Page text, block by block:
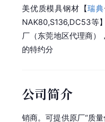
美优质模具钢材【瑞典
NAK80,S136,DC53等
厂（东莞地区代理商）
的特约分
公司简介
销商。可提供原厂“质